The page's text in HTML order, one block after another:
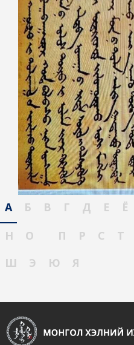
А Б В Г Д Е Ё
Н
О П Р С Т
Ш
Э Ю Я